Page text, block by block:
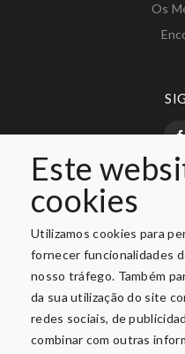
Este
cookies
Utilizamos cookies para
fornecer funcionalidades
nosso tráfego. Também
da sua utilização do site
redes sociais, de
combinar com outras
Os